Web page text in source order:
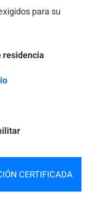
para su
residencia
CERTIFICADA